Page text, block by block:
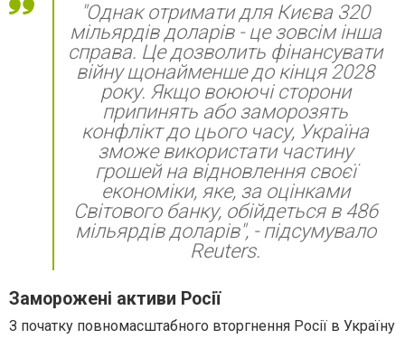
"Однак отримати для Києва 320
мільярдів доларів - це зовсім інша
справа. Це дозволить фінансувати
війну щонайменше до кінця 2028
року. Якщо воюючі сторони
припинять або заморозять
конфлікт до цього часу, Україна
зможе використати частину
грошей на відновлення своєї
економіки, яке, за оцінками
Світового банку, обійдеться в 486
мільярдів доларів", - підсумувало
Reuters.
Заморожені активи Росії
З початку повномасштабного вторгнення Росії в Україну